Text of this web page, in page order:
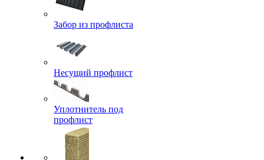
Забор из профлиста
Несущий профлист
Уплотнитель под
профлист